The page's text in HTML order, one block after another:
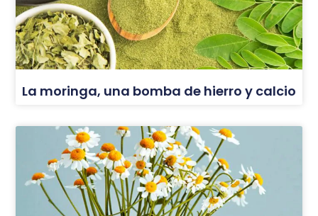
La moringa, una bomba de hierro y calcio